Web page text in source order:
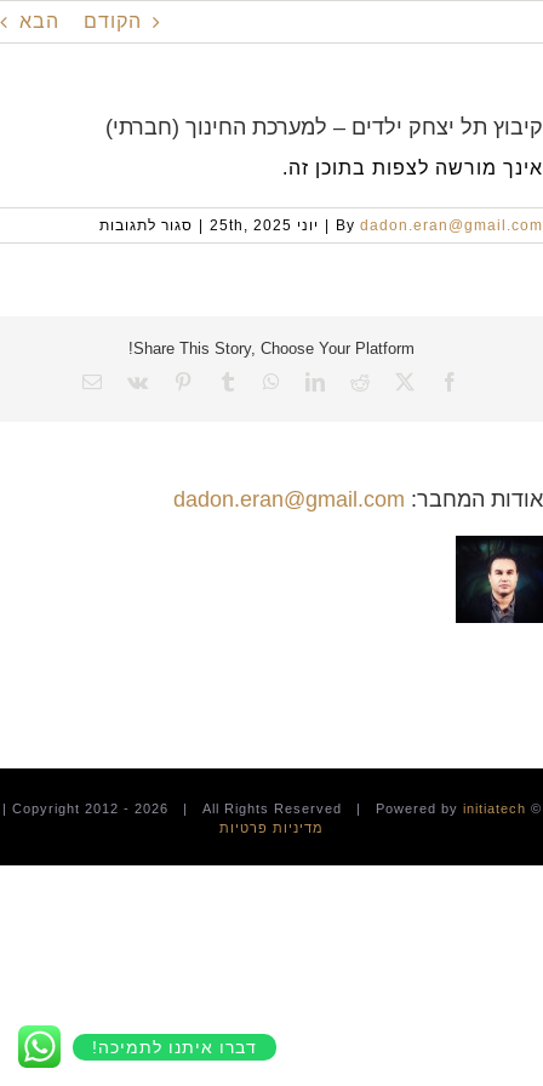
לתוכן
הקודם הבא
קיבוץ תל יצחק ילדים – למערכת החינוך (חברתי)
אינך מורשה לצפות בתוכן זה.
By dadon.eran@gmail.com יוני 25th, 2025 סגור לתגובותעל
קיבוץ
החינוך
Share This Story, Choose Your Platform!
Facebook
Reddit
LinkedIn
WhatsApp
Tumblr
Pinterest
Vk
כתובת
אודות המחבר: dadon.eran@gmail.com
© Copyright 2012 -
2026 | All Rights Reserved | Powered by initiatech
|
מדיניות פרטיות
דברו איתנו לתמיכה!